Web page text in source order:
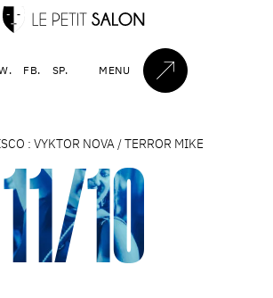
FB. SP. MENU
: VYKTOR NOVA / TERROR MIKE
11/10